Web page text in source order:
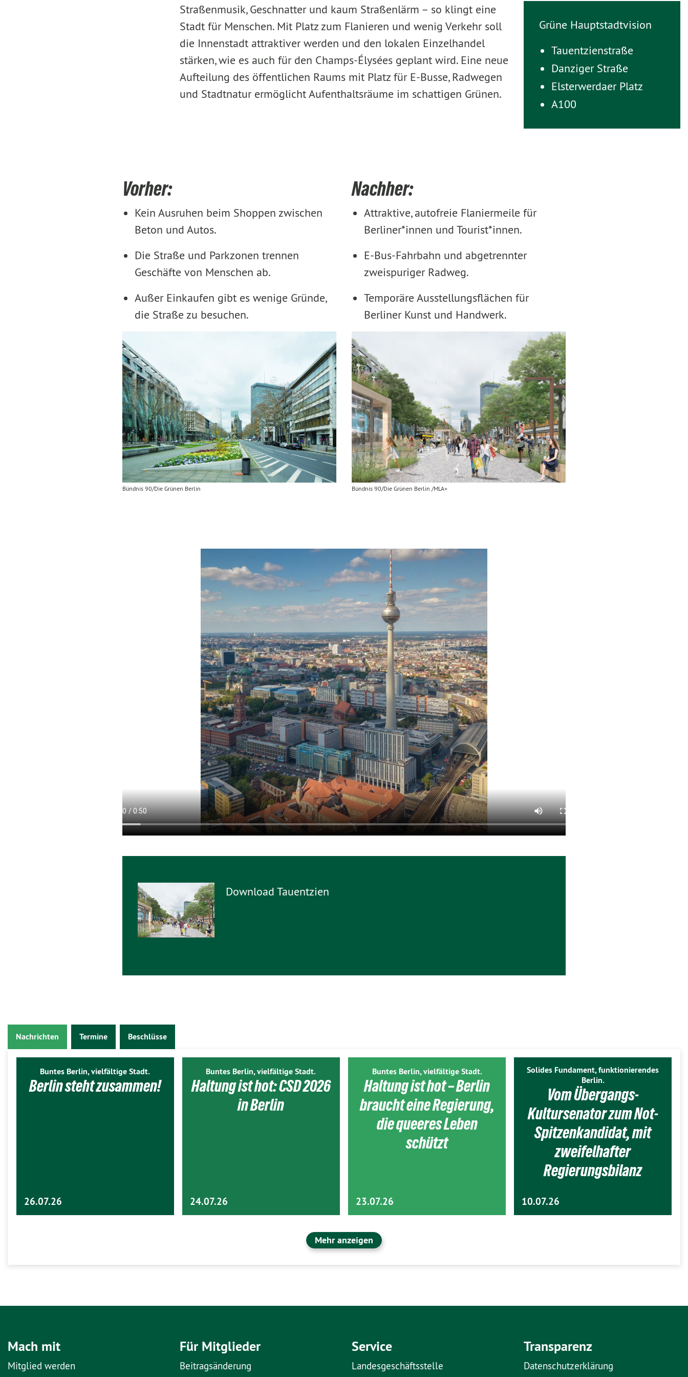
Straßenmusik, Geschnatter und kaum Straßenlärm – so klingt eine
Stadt für Menschen. Mit Platz zum Flanieren und wenig Verkehr soll
die Innenstadt attraktiver werden und den lokalen Einzelhandel
stärken, wie es auch für den Champs-Élysées geplant wird. Eine neue
Aufteilung des öffentlichen Raums mit Platz für E-Busse, Radwegen
und Stadtnatur ermöglicht Aufenthaltsräume im schattigen Grünen.
Grüne Hauptstadtvision
Tauentzienstraße
Danziger Straße
Elsterwerdaer Platz
A100
Vorher:
Kein Ausruhen beim Shoppen zwischen
Beton und Autos.
Die Straße und Parkzonen trennen
Geschäfte von Menschen ab.
Außer Einkaufen gibt es wenige Gründe,
die Straße zu besuchen.
Bündnis 90/Die Grünen Berlin
Nachher:
Attraktive, autofreie Flaniermeile für
Berliner*innen und Tourist*innen.
E-Bus-Fahrbahn und abgetrennter
zweispuriger Radweg.
Temporäre Ausstellungsflächen für
Berliner Kunst und Handwerk.
Bündnis 90/Die Grünen Berlin /MLA+
Download Tauentzien
Nachrichten Termine Beschlüsse
Buntes Berlin, vielfältige Stadt.
Berlin steht zusammen!
26.07.26
Buntes Berlin, vielfältige Stadt.
Haltung ist hot: CSD 2026
in Berlin
24.07.26
Buntes Berlin, vielfältige Stadt.
Haltung ist hot – Berlin
braucht eine Regierung,
die queeres Leben
schützt
23.07.26
Solides Fundament, funktionierendes
Berlin.
Vom Übergangs-
Kultursenator zum Not-
Spitzenkandidat, mit
zweifelhafter
Regierungsbilanz
10.07.26
Mehr anzeigen
Mach mit
Mitglied werden
Für Mitglieder
Beitragsänderung
Service
Landesgeschäftsstelle
Transparenz
Datenschutzerklärung